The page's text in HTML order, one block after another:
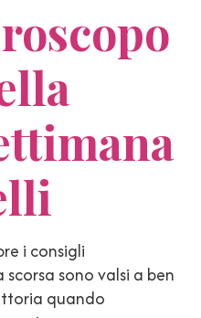
i consigli
sono valsi a ben
quando